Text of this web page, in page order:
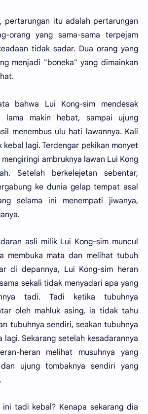
pertarungan itu adalah pertarungan
orang yang sama-sama terpejam
tidak sadar. Dua orang yang
menjadi "boneka" yang dimainkan
bahwa Lui Kong-sim mendesak
lama makin hebat, sampai ujung
menembus ulu hati lawannya. Kali
lagi. Terdengar pekikan monyet
ambruknya lawan Lui Kong
Setelah berkelejetan sebentar,
ke dunia gelap tempat asal
selama ini menempati jiwanya,
asli milik Lui Kong-sim muncul
membuka mata dan melihat tubuh
di depannya, Lui Kong-sim heran
sekali tidak menyadari apa yang
tadi. Tadi ketika tubuhnya
oleh mahluk asing, ia tidak tahu
tubuhnya sendiri, seakan tubuhnya
lagi. Sekarang setelah kesadarannya
heran melihat musuhnya yang
ujung tombaknya sendiri yang
ini tadi kebal? Kenapa sekarang dia